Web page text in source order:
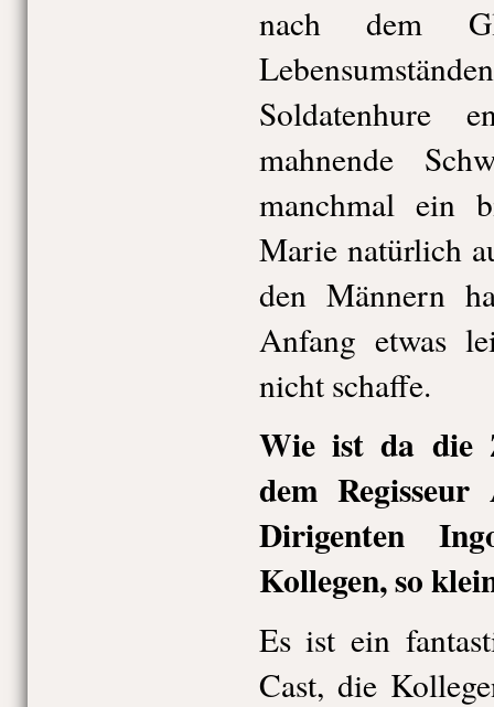
nach dem
mahnende
manchmal ein
Marie natürlich
den Männern
Anfang etwas
nicht schaffe.
Wie ist da die
dem
Dirigenten
Kollegen, so
Es ist ein
Cast, die